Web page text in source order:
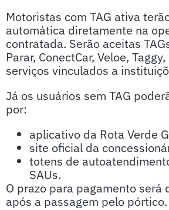
Motoristas com TAG ativa
automática diretamente na
contratada. Serão aceitas
Parar, ConectCar, Veloe,
serviços vinculados a
Já os usuários sem TAG
por:
aplicativo da Rota Verde
site oficial da
totens de
SAUs.
O prazo para pagamento será
após a passagem pelo pórtico.